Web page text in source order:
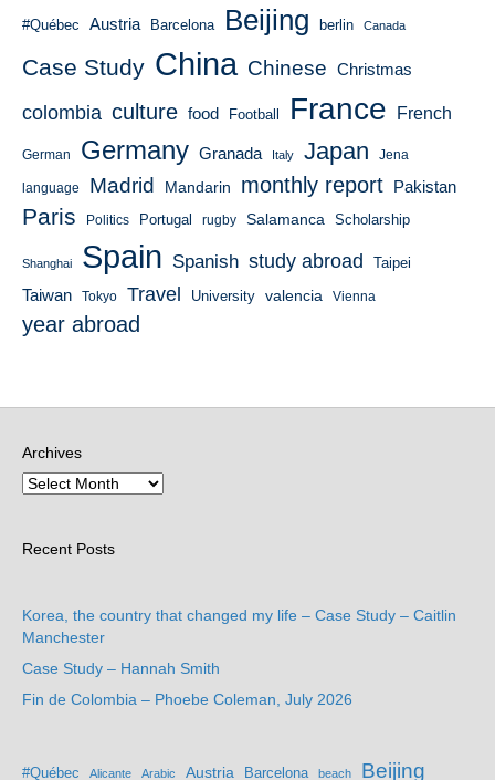
#Québec Austria Barcelona Beijing berlin Canada
Case Study China Chinese Christmas
colombia culture food Football France French
German Germany Granada Italy Japan Jena
language Madrid Mandarin monthly report Pakistan
Paris Politics Portugal rugby Salamanca Scholarship
Shanghai Spain Spanish study abroad Taipei
Taiwan Tokyo Travel University valencia Vienna
year abroad
Archives
Recent Posts
Korea, the country that changed my life – Case Study – Caitlin
Manchester
Case Study – Hannah Smith
Fin de Colombia – Phoebe Coleman, July 2026
#Québec Alicante Arabic Austria Barcelona beach Beijing